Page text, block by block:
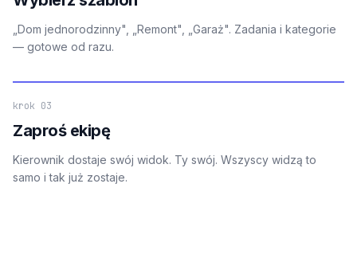
„Dom jednorodzinny", „Remont", „Garaż". Zadania i kategorie
— gotowe od razu.
krok 03
Zaproś ekipę
Kierownik dostaje swój widok. Ty swój. Wszyscy widzą to
samo i tak już zostaje.